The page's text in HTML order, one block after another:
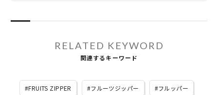
RELATED KEYWORD
関連するキーワード
FRUITS ZIPPER フルーツジッパー フルッパー